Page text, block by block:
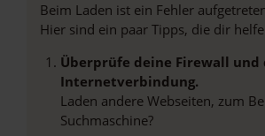
Beim Laden ist ein Fehler
Hier sind ein paar Tipps, die dir
Überprüfe deine Firewall und
Internetverbindung.
Laden andere Webseiten, zum
Suchmaschine?